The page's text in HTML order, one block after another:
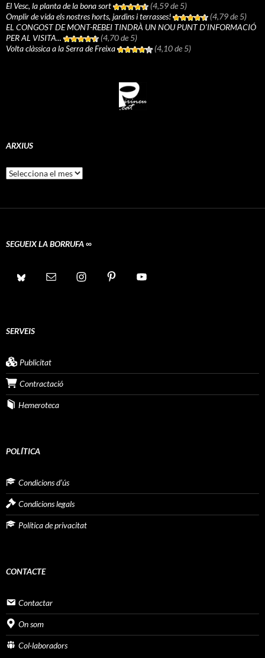
El Vesc, la planta de la bona sort
(4,59 de 5)
Omplir de vida els nostres horts, jardins i terrasses!
(4,79 de 5)
EL CONGOST DE MONT-REBEI TINDRÀ UN NOU PUNT D’INFORMACIÓ
PER AL VISITA...
(4,70 de 5)
Volta clàssica a la Serra de Freixa
(4,10 de 5)
ARXIUS
Arxius
SEGUEIX LA BORRUFA ∞
SERVEIS
Publicitat
Contractació
Hemeroteca
POLÍTICA
Condicions d’ús
Condicions legals
Política de privacitat
CONTACTE
Contactar
On som
Col·laboradors